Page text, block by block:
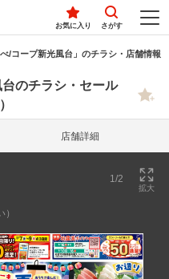
お気に入り さがす
べ/コープ新光風台」のチラシ・店舗情報
のチラシ・セール
店舗詳細
1/2
拡大